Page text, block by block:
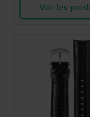
Voir les